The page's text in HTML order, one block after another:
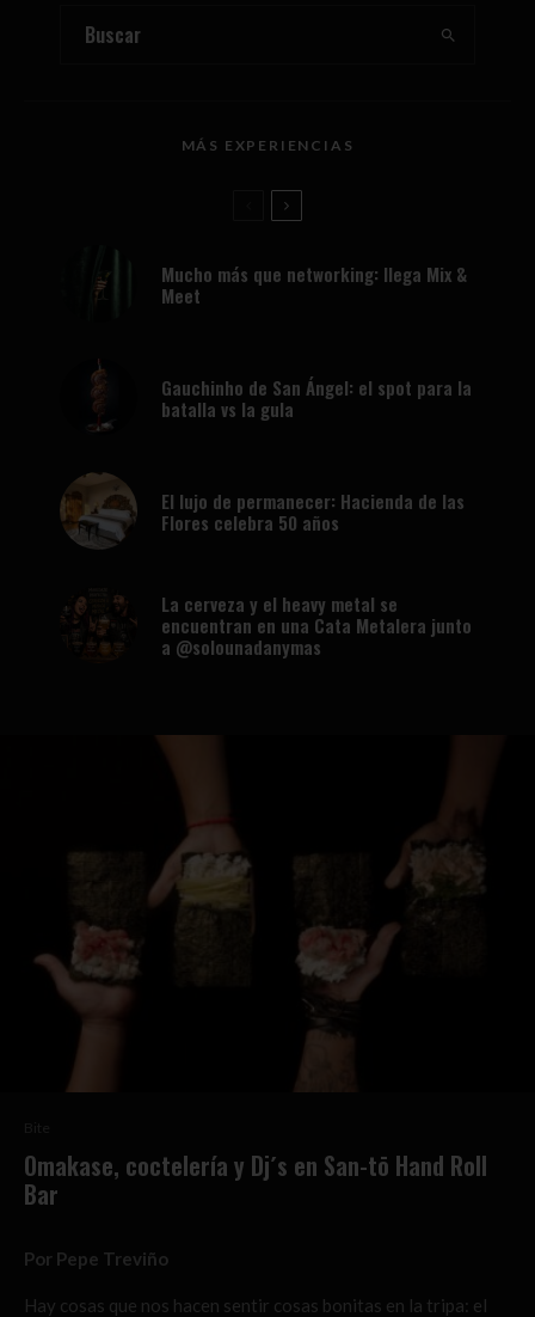
MÁS EXPERIENCIAS
Mucho más que networking: llega Mix &
Meet
Gauchinho de San Ángel: el spot para la
batalla vs la gula
El lujo de permanecer: Hacienda de las
Flores celebra 50 años
La cerveza y el heavy metal se
encuentran en una Cata Metalera junto
a @solounadanymas
Omakase, coctelería y Dj´s en San-tō Hand Roll
Bar
Por Pepe Treviño
Hay cosas que nos hacen sentir cosas bonitas en la tripa: el